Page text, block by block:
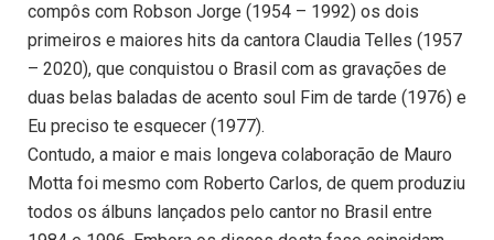
compôs com Robson Jorge (1954 – 1992) os dois
primeiros e maiores hits da cantora Claudia Telles (1957
– 2020), que conquistou o Brasil com as gravações de
duas belas baladas de acento soul Fim de tarde (1976) e
Eu preciso te esquecer (1977).
Contudo, a maior e mais longeva colaboração de Mauro
Motta foi mesmo com Roberto Carlos, de quem produziu
todos os álbuns lançados pelo cantor no Brasil entre